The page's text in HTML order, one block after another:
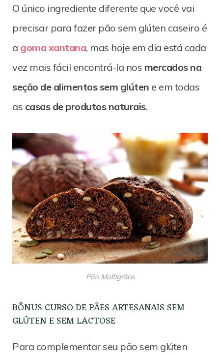
O único ingrediente diferente que você vai
precisar para fazer pão sem glúten caseiro é
a goma xantana, mas hoje em dia está cada
vez mais fácil encontrá-la nos mercados na
seção de alimentos sem glúten e em todas
as casas de produtos naturais.
Pão Multigrãos
BÔNUS CURSO DE PÃES ARTESANAIS SEM
GLÚTEN E SEM LACTOSE
Para complementar seu pão sem glúten